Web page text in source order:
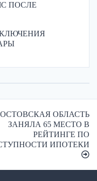
ПОСЛЕ
ОБЛАСТЬ
ЗАНЯЛА 65 МЕСТО В
РЕЙТИНГЕ ПО
ИПОТЕКИ